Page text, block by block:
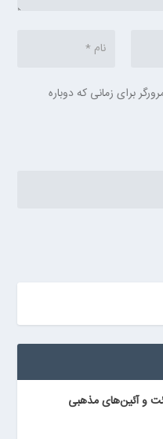
برای زمانی که دوباره
و آئین‌های مذهبی